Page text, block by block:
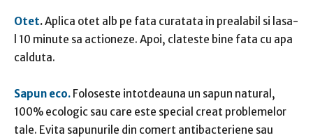
Otet.Aplica otet alb pe fata curatata in prealabil si lasa-
l 10 minute sa actioneze. Apoi, clateste bine fata cu apa
calduta.
Sapun eco. Foloseste intotdeauna un sapun natural,
100% ecologic sau care este special creat problemelor
tale. Evita sapunurile din comert antibacteriene sau